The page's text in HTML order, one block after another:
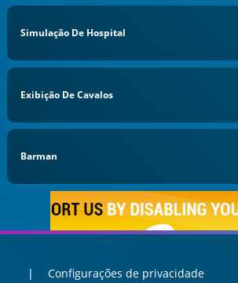
Simulação De Hospital
Exibição De Cavalos
Barman
Configurações de privacidade